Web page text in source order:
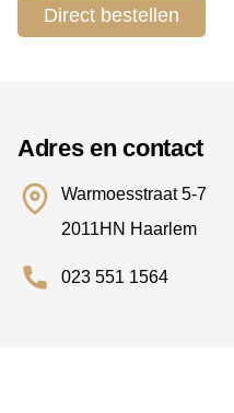
Direct bestellen
Adres en contact
Warmoesstraat 5-7
2011HN Haarlem
023 551 1564